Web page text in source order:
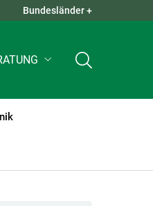
QUICK LINKS +
Bundesländer +